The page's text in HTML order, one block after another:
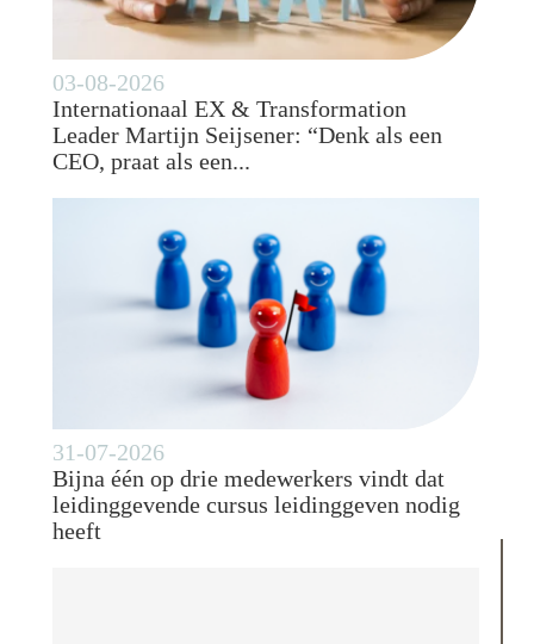
03-08-2026
Internationaal EX & Transformation
Leader Martijn Seijsener: “Denk als een
CEO, praat als een...
31-07-2026
Bijna één op drie medewerkers vindt dat
leidinggevende cursus leidinggeven nodig
heeft